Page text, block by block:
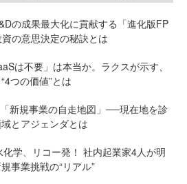
の成果最大化に貢献する「進化版FP
の意思決定の秘訣とは
は不要」は本当か。ラクスが示す、
つの価値”とは
新規事業の自走地図」──現在地を診
とアジェンダとは
化学、リコー発！ 社内起業家4人が明
事業挑戦の“リアル”